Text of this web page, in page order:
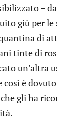
–
giù per le
di
tinte di
un’altra
così è
gli ha